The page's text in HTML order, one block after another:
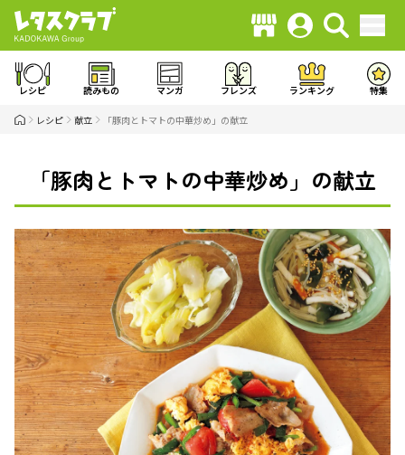
レシピ 読みもの マンガ フレンズ ランキング 特集
レシピ 献立 「豚肉とトマトの中華炒め」の献立
「豚肉とトマトの中華炒め」の献立